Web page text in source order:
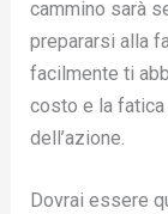
cammino sarà
prepararsi alla
facilmente ti
costo e la
dell’azione.
Dovrai essere